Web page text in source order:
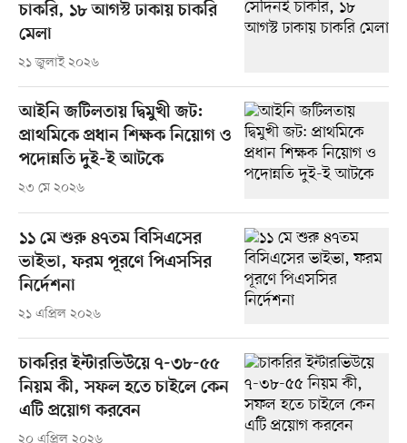
চাকরি, ১৮ আগস্ট ঢাকায় চাকরি
মেলা
২১ জুলাই ২০২৬
আইনি জটিলতায় দ্বিমুখী জট:
প্রাথমিকে প্রধান শিক্ষক নিয়োগ ও
পদোন্নতি দুই-ই আটকে
২৩ মে ২০২৬
১১ মে শুরু ৪৭তম বিসিএসের
ভাইভা, ফরম পূরণে পিএসসির
নির্দেশনা
২১ এপ্রিল ২০২৬
চাকরির ইন্টারভিউয়ে ৭-৩৮-৫৫
নিয়ম কী, সফল হতে চাইলে কেন
এটি প্রয়োগ করবেন
২০ এপ্রিল ২০২৬